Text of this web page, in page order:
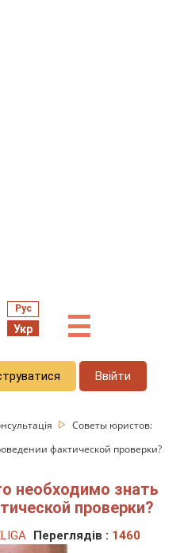
Рус
Укр ☰
Ввійти
Советы юристов:
фактической проверки?
необходимо знать
проверки?
Переглядів : 1460